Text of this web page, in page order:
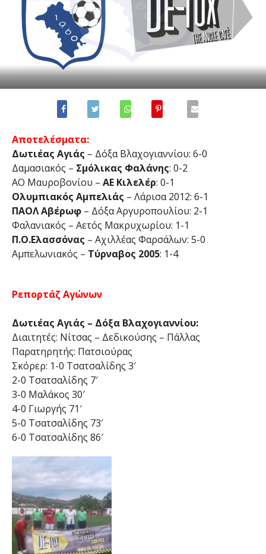
Αποτελέσματα:
Δωτιέας Αγιάς – Δόξα Βλαχογιαννίου: 6-0
Δαμασιακός – Σμόλικας Φαλάνης: 0-2
AO Μαυροβονίου – ΑΕ Κιλελέρ: 0-1
Ολυμπιακός Αμπελιάς – Λάρισα 2012: 6-1
ΠΑΟΛ Αβέρωφ– Δόξα Αργυροπουλίου: 2-1
Φαλανιακός – Αετός Μακρυχωρίου: 1-1
Π.Ο.Ελασσόνας – Αχιλλέας Φαρσάλων: 5-0
Αμπελωνιακός – Τύρναβος 2005: 1-4
Ρεπορτάζ Αγώνων
Δωτιέας Αγιάς – Δόξα Βλαχογιαννίου:
Διαιτητές: Νίτσας – Δεδικούσης – Πάλλας
Παρατηρητής: Πατσιούρας
Σκόρερ: 1-0 Τσατσαλίδης 3′
2-0 Τσατσαλίδης 7′
3-0 Μαλάκος 30′
4-0 Γιωργής 71′
5-0 Τσατσαλίδης 73′
6-0 Τσατσαλίδης 86′